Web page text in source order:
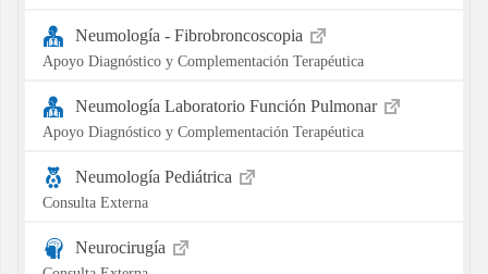
Neumología - Fibrobroncoscopia
Apoyo Diagnóstico y Complementación Terapéutica
Neumología Laboratorio Función Pulmonar
Apoyo Diagnóstico y Complementación Terapéutica
Neumología Pediátrica
Consulta Externa
Neurocirugía